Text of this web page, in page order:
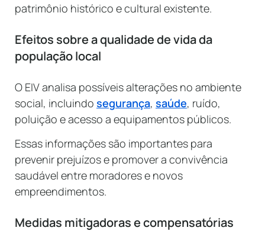
patrimônio histórico e cultural existente.
Efeitos sobre a qualidade de vida da
população local
O EIV analisa possíveis alterações no ambiente
social, incluindo segurança, saúde, ruído,
poluição e acesso a equipamentos públicos.
Essas informações são importantes para
prevenir prejuízos e promover a convivência
saudável entre moradores e novos
empreendimentos.
Medidas mitigadoras e compensatórias